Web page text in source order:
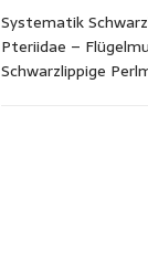
Systematik
Pteriidae –
Schwarzlippige